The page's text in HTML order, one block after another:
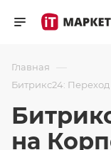
Главная —
Битрикс24:
на